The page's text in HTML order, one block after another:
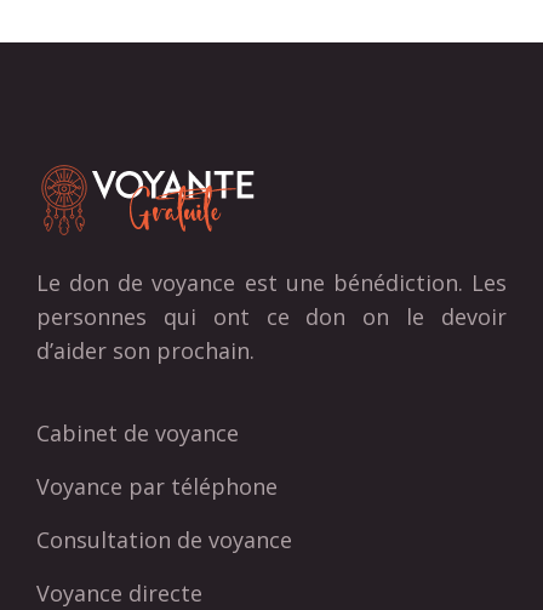
Le don de voyance est une bénédiction. Les
personnes qui ont ce don on le devoir
d’aider son prochain.
Cabinet de voyance
Voyance par téléphone
Consultation de voyance
Voyance directe